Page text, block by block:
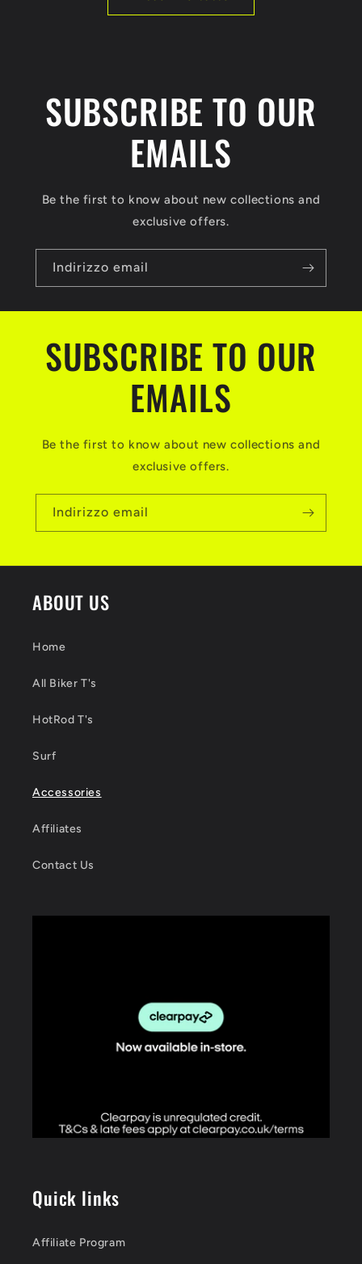
SUBSCRIBE TO OUR
EMAILS
Be the first to know about new collections and
exclusive offers.
Indirizzo email
SUBSCRIBE TO OUR
EMAILS
Be the first to know about new collections and
exclusive offers.
Indirizzo email
ABOUT US
Home
All Biker T's
HotRod T's
Surf
Accessories
Affiliates
Contact Us
Quick links
Affiliate Program